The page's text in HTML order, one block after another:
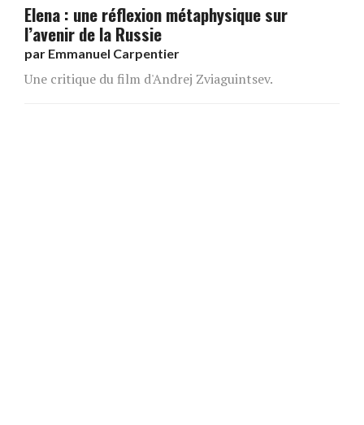
Elena : une réflexion métaphysique sur
l’avenir de la Russie
par Emmanuel Carpentier
Une critique du film d'Andrej Zviaguintsev.